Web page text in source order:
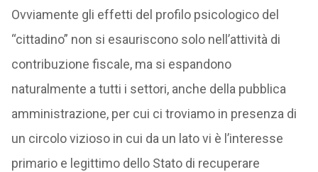
Ovviamente gli effetti del profilo psicologico del
“cittadino” non si esauriscono solo nell’attività di
contribuzione fiscale, ma si espandono
naturalmente a tutti i settori, anche della pubblica
amministrazione, per cui ci troviamo in presenza di
un circolo vizioso in cui da un lato vi è l’interesse
primario e legittimo dello Stato di recuperare